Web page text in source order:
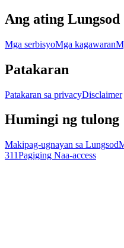
Ang ating Lungsod
Mga serbisyoMga kagawaran
Patakaran
Patakaran sa privacyDisclaimer
Humingi ng tulong
Makipag-ugnayan sa Lungsod
311Pagiging Naa-access